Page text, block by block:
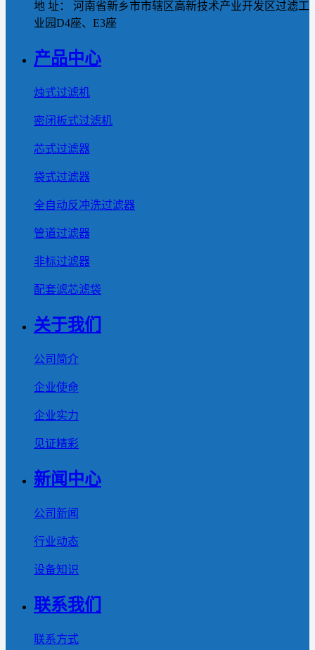
地 址： 河南省新乡市市辖区高新技术产业开发区过滤工
业园D4座、E3座
产品中心
烛式过滤机
密闭板式过滤机
芯式过滤器
袋式过滤器
全自动反冲洗过滤器
管道过滤器
非标过滤器
配套滤芯滤袋
关于我们
公司简介
企业使命
企业实力
见证精彩
新闻中心
公司新闻
行业动态
设备知识
联系我们
联系方式